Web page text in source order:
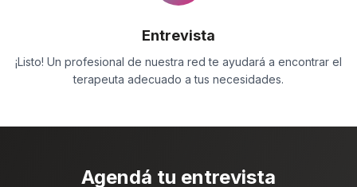
Entrevista
¡Listo! Un profesional de nuestra red te ayudará a encontrar el
terapeuta adecuado a tus necesidades.
Agendá tu entrevista